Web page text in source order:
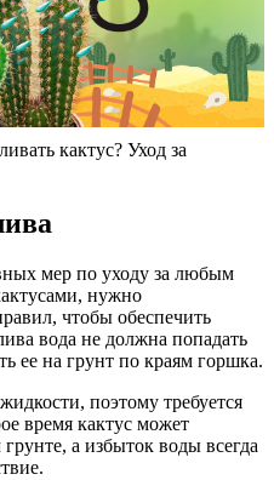
кактус? Уход за
мер по уходу за любым
нужно
чтобы обеспечить
вода не должна попадать
ее на грунт по краям горшка.
поэтому требуется
время кактус может
а избыток воды всегда